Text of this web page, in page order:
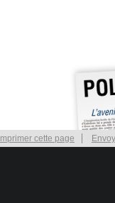
Imprimer cette page